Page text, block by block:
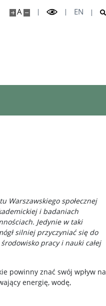
A EN
Warszawskiego społecznej
i badaniach
Jedynie w taki
silniej przyczyniać się do
pracy i nauki całej
powinny znać swój wpływ na
energię, wodę,